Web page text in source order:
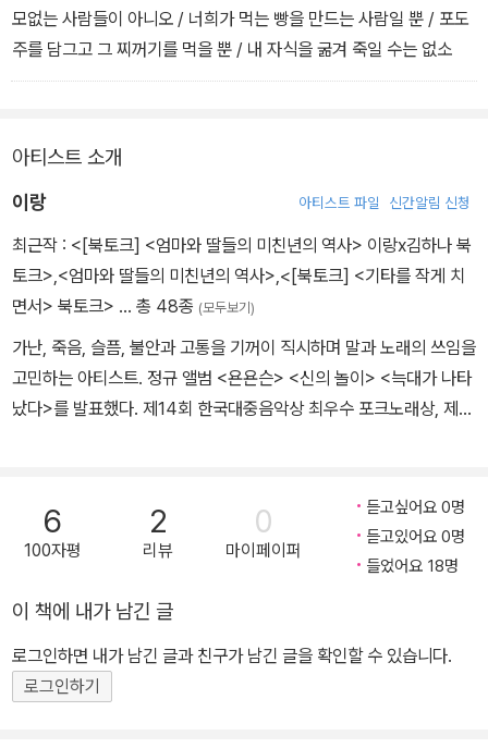
모없는 사람들이 아니오 / 너희가 먹는 빵을 만드는 사람일 뿐 / 포도
주를 담그고 그 찌꺼기를 먹을 뿐 / 내 자식을 굶겨 죽일 수는 없소
아티스트 소개
이랑 아티스트 파일 신간알림 신청
최근작 : <[북토크] <엄마와 딸들의 미친년의 역사> 이랑x김하나 북
토크> <엄마와 딸들의 미친년의 역사> <[북토크] <기타를 작게 치
면서> 북토크> … 총 48종 (모두보기)
가난, 죽음, 슬픔, 불안과 고통을 기꺼이 직시하며 말과 노래의 쓰임을
고민하는 아티스트. 정규 앨범 <욘욘슨> <신의 놀이> <늑대가 나타
났다>를 발표했다. 제14회 한국대중음악상 최우수 포크노래상, 제1
화, 웹드라마 감독으로도 일하고 있다. 지은 책으로 『내가 30代가 됐
다』 『대체 뭐 하자는 인간이지 싶었다』 『오리 이름 정하기』 『좋아서
하는 일에도 돈은 필요합니다』 『기타를 작게 치면서』 등이 있다. ‘이
6
100자평
2
리뷰
0
마이페이퍼
듣고싶어요 0명
듣고있어요 0명
들었어요 18명
이 책에 내가 남긴 글
로그인하면 내가 남긴 글과 친구가 남긴 글을 확인할 수 있습니다.
로그인하기